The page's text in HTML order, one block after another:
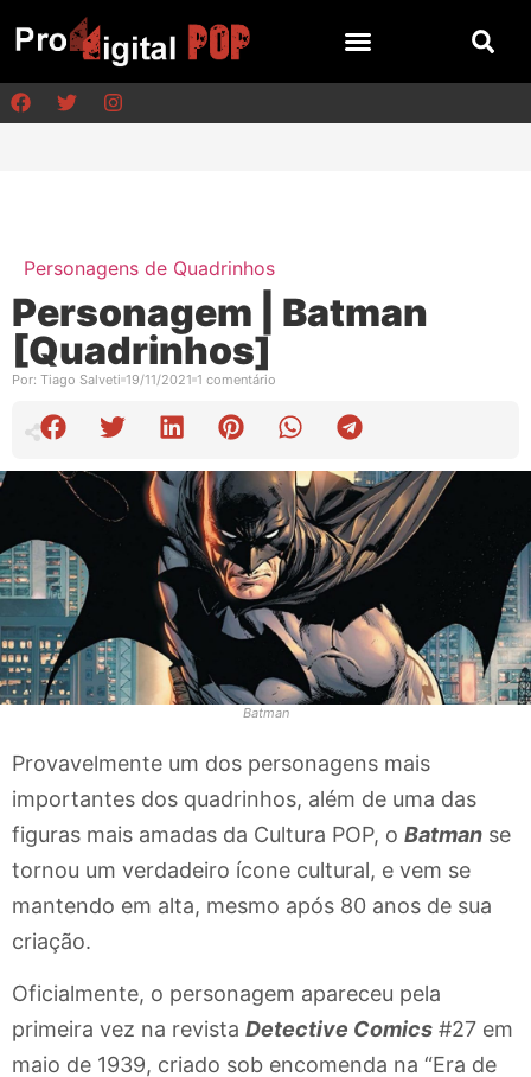
Personagens de Quadrinhos
Personagem | Batman
[Quadrinhos]
Por: Tiago Salveti 19/11/2021 1 comentário
Batman
Provavelmente um dos personagens mais
importantes dos quadrinhos, além de uma das
figuras mais amadas da Cultura POP, o Batman se
tornou um verdadeiro ícone cultural, e vem se
mantendo em alta, mesmo após 80 anos de sua
criação.
Oficialmente, o personagem apareceu pela
primeira vez na revista Detective Comics #27 em
maio de 1939, criado sob encomenda na “Era de